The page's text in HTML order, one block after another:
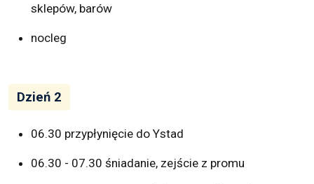
sklepów, barów
nocleg
Dzień 2
06.30 przypłynięcie do Ystad
06.30 - 07.30 śniadanie, zejście z promu